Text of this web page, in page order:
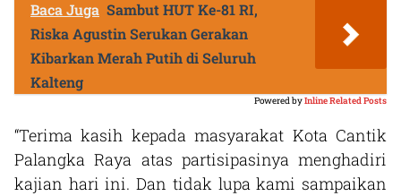
Baca Juga Sambut HUT Ke-81 RI,
Riska Agustin Serukan Gerakan
Kibarkan Merah Putih di Seluruh
Kalteng
Powered byInline Related Posts
“Terima kasih kepada masyarakat Kota Cantik
Palangka Raya atas partisipasinya menghadiri
kajian hari ini. Dan tidak lupa kami sampaikan